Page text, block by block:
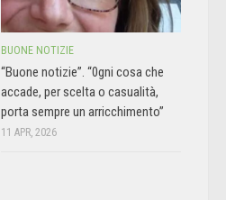
BUONE NOTIZIE
“Buone notizie”. “0gni cosa che
accade, per scelta o casualità,
porta sempre un arricchimento”
11 APR, 2026